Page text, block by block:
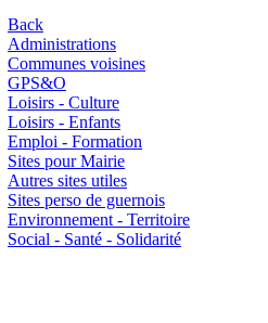
Back
Administrations
Communes voisines
GPS&O
Loisirs - Culture
Loisirs - Enfants
Emploi - Formation
Sites pour Mairie
Autres sites utiles
Sites perso de guernois
Environnement - Territoire
Social - Santé - Solidarité